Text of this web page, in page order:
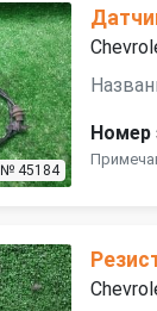
№ 45184
Номер